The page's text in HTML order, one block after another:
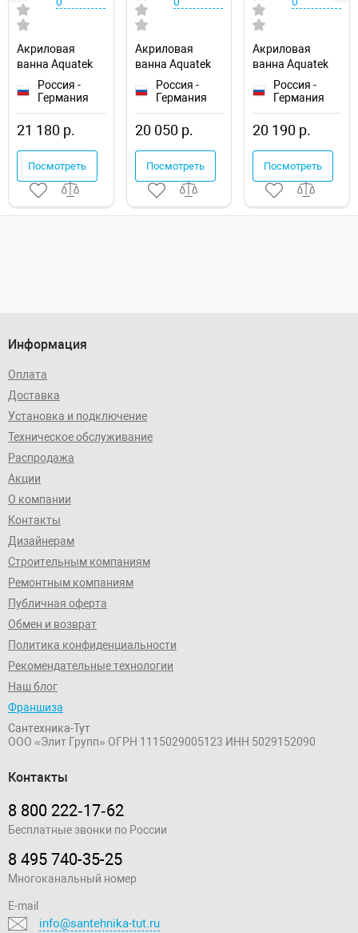
Акриловая
ванна Aquatek
Eco-friendly Ника
170x75 NIK170-
Россия -
Германия
21 180 р.
Посмотреть
Акриловая
ванна Aquatek
Eco-friendly
София 170x70
Россия -
Германия
20 050 р.
Посмотреть
Акриловая
ванна Aquatek
Eco-friendly
Лайма 170х70
Россия -
Германия
20 190 р.
Посмотреть
Информация
Оплата
Доставка
Установка и подключение
Техническое обслуживание
Распродажа
Акции
О компании
Контакты
Дизайнерам
Строительным компаниям
Ремонтным компаниям
Публичная оферта
Обмен и возврат
Политика конфиденциальности
Рекомендательные технологии
Наш блог
Франшиза
Сантехника-Тут
ООО «Элит Групп» ОГРН 1115029005123 ИНН 5029152090
Контакты
8 800 222‑17‑62
Бесплатные звонки по России
8 495 740-35-25
Многоканальный номер
E-mail
info@santehnika-tut.ru